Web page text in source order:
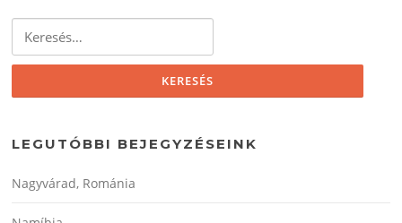
LEGUTÓBBI BEJEGYZÉSEINK
Nagyvárad, Románia